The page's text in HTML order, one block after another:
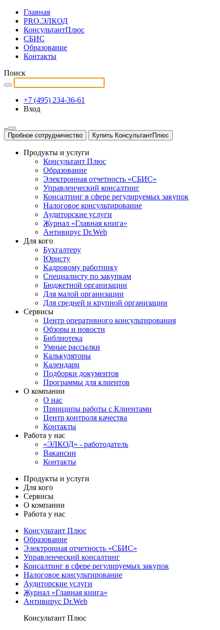
Главная
PRO.ЭЛКОД
КонсультантПлюс
СБИС
Образование
Контакты
Поиск
+7 (495) 234-36-61
Вход
Пробное сотрудничество Купить КонсультантПлюс
Продукты и услуги
Консультант Плюс
Образование
Электронная отчетность «СБИС»
Управленческий консалтинг
Консалтинг в сфере регулируемых закупок
Налоговое консультирование
Аудиторские услуги
Журнал «Главная книга»
Антивирус Dr.Web
Для кого
Бухгалтеру
Юристу
Кадровому работнику
Специалисту по закупкам
Бюджетной организации
Для малой организации
Для средней и крупной организации
Сервисы
Центр оперативного консультирования
Обзоры и новости
Библиотека
Умные рассылки
Калькуляторы
Календари
Подборки документов
Программы для клиентов
О компании
О нас
Принципы работы с Клиентами
Центр контроля качества
Контакты
Работа у нас
«ЭЛКОД» - работодатель
Вакансии
Контакты
Продукты и услуги
Для кого
Сервисы
О компании
Работа у нас
Консультант Плюс
Образование
Электронная отчетность «СБИС»
Управленческий консалтинг
Консалтинг в сфере регулируемых закупок
Налоговое консультирование
Аудиторские услуги
Журнал «Главная книга»
Антивирус Dr.Web
Консультант Плюс